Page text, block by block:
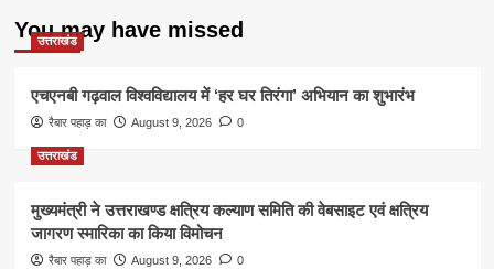
You may have missed
उत्तराखंड
एचएनबी गढ़वाल विश्वविद्यालय में ‘हर घर तिरंगा’ अभियान का शुभारंभ
रैबार पहाड़ का August 9, 2026 0
उत्तराखंड
मुख्यमंत्री ने उत्तराखण्ड क्षत्रिय कल्याण समिति की वेबसाइट एवं क्षत्रिय
जागरण स्मारिका का किया विमोचन
रैबार पहाड़ का August 9, 2026 0